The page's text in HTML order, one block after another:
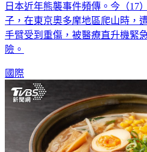
日本近年熊襲事件頻傳。今（17
子，在東京奧多摩地區爬山時，
手臂受到重傷，被醫療直升機緊
險。
國際